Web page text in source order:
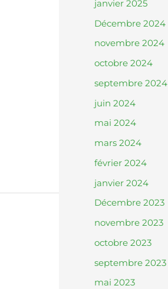
janvier 2025
Décembre 2024
novembre 2024
octobre 2024
septembre 2024
juin 2024
mai 2024
mars 2024
février 2024
janvier 2024
Décembre 2023
novembre 2023
octobre 2023
septembre 2023
mai 2023